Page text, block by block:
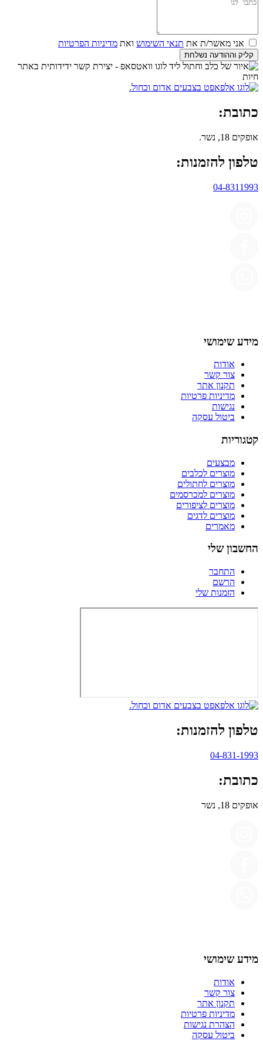
אני מאשר/ת את תנאי השימוש ואת מדיניות הפרטיות
קליק וההודעה נשלחת
כתובת:
אופקים 18, נשר.
טלפון להזמנות:
04-8311993
מידע שימושי
אודות
צור קשר
תקנון אתר
מדיניות פרטיות
נגישות
ביטול עסקה
קטגוריות
מבצעים
מוצרים לכלבים
מוצרים לחתולים
מוצרים למכרסמים
מוצרים לציפורים
מוצרים לדגים
מאמרים
החשבון שלי
התחבר
הרשם
הזמנות שלי
טלפון להזמנות:
04-831-1993
כתובת:
אופקים 18, נשר
מידע שימושי
אודות
צור קשר
תקנון אתר
מדיניות פרטיות
הצהרת נגישות
ביטול עסקה